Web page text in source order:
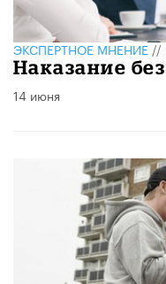
ЭКСПЕРТНОЕ МНЕНИЕ//
Наказание
14 июня